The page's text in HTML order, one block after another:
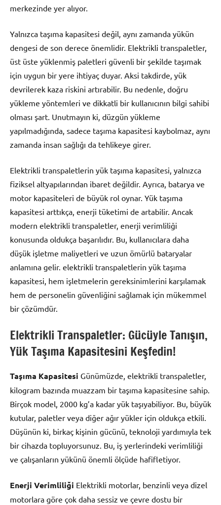
merkezinde yer alıyor.
Yalnızca taşıma kapasitesi değil, aynı zamanda yükün
dengesi de son derece önemlidir. Elektrikli transpaletler,
üst üste yüklenmiş paletleri güvenli bir şekilde taşımak
için uygun bir yere ihtiyaç duyar. Aksi takdirde, yük
devrilerek kaza riskini artırabilir. Bu nedenle, doğru
yükleme yöntemleri ve dikkatli bir kullanıcının bilgi sahibi
olması şart. Unutmayın ki, düzgün yükleme
yapılmadığında, sadece taşıma kapasitesi kaybolmaz, aynı
zamanda insan sağlığı da tehlikeye girer.
Elektrikli transpaletlerin yük taşıma kapasitesi, yalnızca
fiziksel altyapılarından ibaret değildir. Ayrıca, batarya ve
motor kapasiteleri de büyük rol oynar. Yük taşıma
kapasitesi arttıkça, enerji tüketimi de artabilir. Ancak
modern elektrikli transpaletler, enerji verimliliği
konusunda oldukça başarılıdır. Bu, kullanıcılara daha
düşük işletme maliyetleri ve uzun ömürlü bataryalar
anlamına gelir. elektrikli transpaletlerin yük taşıma
kapasitesi, hem işletmelerin gereksinimlerini karşılamak
hem de personelin güvenliğini sağlamak için mükemmel
bir çözümdür.
Elektrikli Transpaletler: Gücüyle Tanışın,
Yük Taşıma Kapasitesini Keşfedin!
Taşıma Kapasitesi Günümüzde, elektrikli transpaletler,
kilogram bazında muazzam bir taşıma kapasitesine sahip.
Birçok model, 2000 kg’a kadar yük taşıyabiliyor. Bu, büyük
kutular, paletler veya diğer ağır yükler için oldukça etkili.
Düşünün ki, birkaç kişinin gücünü, teknoloji yardımıyla tek
bir cihazda topluyorsunuz. Bu, iş yerlerindeki verimliliği
ve çalışanların yükünü önemli ölçüde hafifletiyor.
Enerji Verimliliği Elektrikli motorlar, benzinli veya dizel
motorlara göre çok daha sessiz ve çevre dostu bir